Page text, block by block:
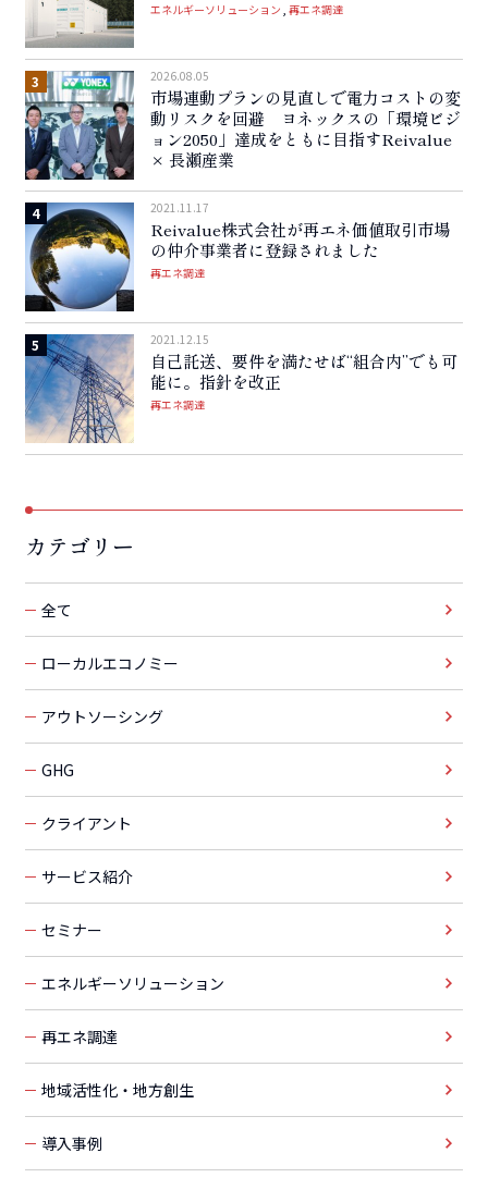
エネルギーソリューション 再エネ調達
2026.08.05
市場連動プランの見直しで電力コストの変
動リスクを回避 ヨネックスの「環境ビジ
ョン2050」達成をともに目指すReivalue
× 長瀬産業
2021.11.17
Reivalue株式会社が再エネ価値取引市場
の仲介事業者に登録されました
再エネ調達
2021.12.15
自己託送、要件を満たせば“組合内”でも可
能に。指針を改正
再エネ調達
カテゴリー
全て
ローカルエコノミー
アウトソーシング
GHG
クライアント
サービス紹介
セミナー
エネルギーソリューション
再エネ調達
地域活性化・地方創生
導入事例